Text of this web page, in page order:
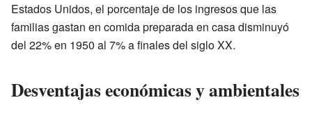
Estados Unidos, el porcentaje de los ingresos que las
familias gastan en comida preparada en casa disminuyó
del 22% en 1950 al 7% a finales del siglo XX.
Desventajas económicas y ambientales